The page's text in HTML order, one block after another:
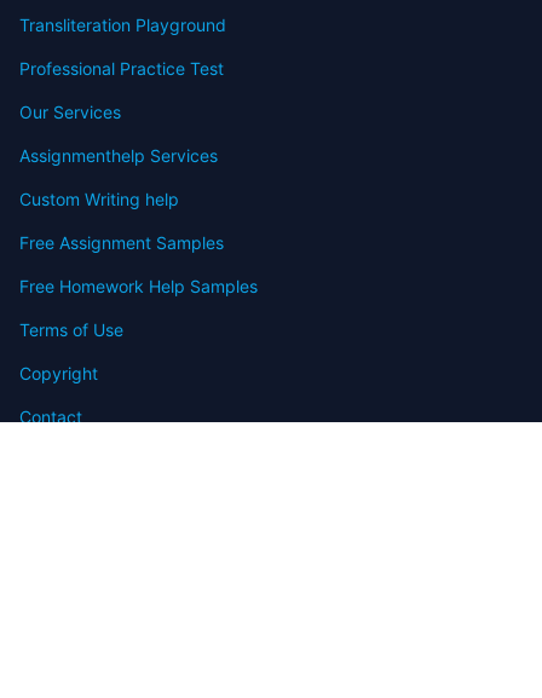
Transliteration Playground
Professional Practice Test
Our Services
Assignmenthelp Services
Custom Writing help
Free Assignment Samples
Free Homework Help Samples
Terms of Use
Copyright
Contact